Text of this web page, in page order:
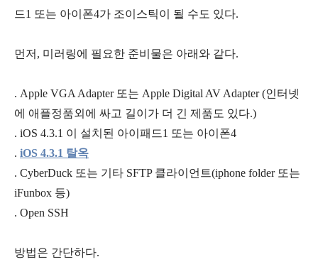
드1 또는 아이폰4가 조이스틱이 될 수도 있다.
먼저, 미러링에 필요한 준비물은 아래와 같다.
. Apple VGA Adapter 또는 Apple Digital AV Adapter (인터넷
에 애플정품외에 싸고 길이가 더 긴 제품도 있다.)
. iOS 4.3.1 이 설치된 아이패드1 또는 아이폰4
. iOS 4.3.1 탈옥
. CyberDuck 또는 기타 SFTP 클라이언트(iphone folder 또는
iFunbox 등)
. Open SSH
방법은 간단하다.